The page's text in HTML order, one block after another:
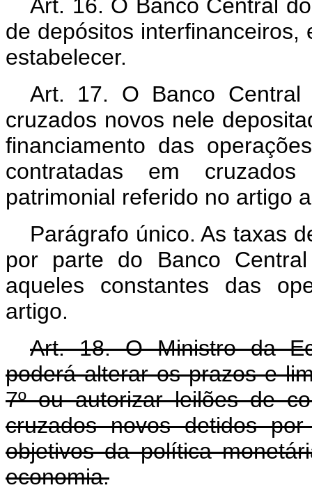
Art. 16. O Banco Central
de depósitos
estabelecer.
Art. 17. O Banco
cruzados novos nele
financiamento das
contratadas em
patrimonial referido no artigo
Parágrafo único. As taxas
por parte do Banco
aqueles constantes das
artigo.
Art. 18. O Ministro da
poderá alterar os prazos e
7º ou autorizar leilões de
cruzados novos detidos
objetivos da política
economia.